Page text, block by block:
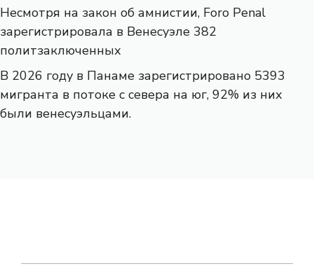
Несмотря на закон об амнистии, Foro Penal
зарегистрировала в Венесуэле 382
политзаключенных
В 2026 году в Панаме зарегистрировано 5393
мигранта в потоке с севера на юг, 92% из них
были венесуэльцами.